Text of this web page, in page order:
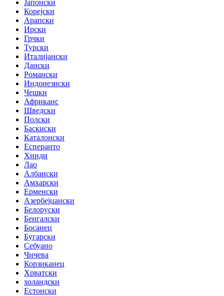
Јапонски
Корејски
Арапски
Ирски
Грчки
Турски
Италијански
Дански
Романски
Индонезиски
Чешки
Африканс
Шведски
Полски
Баскиски
Каталонски
Есперанто
Хинди
Лао
Албански
Амхарски
Ерменски
Азербејџански
Белоруски
Бенгалски
Босанец
Бугарски
Себуано
Чичева
Корзиканец
Хрватски
холандски
Естонски